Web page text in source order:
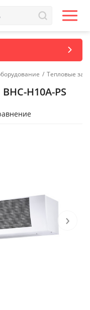
/ Тепловые
H10A-PS
›